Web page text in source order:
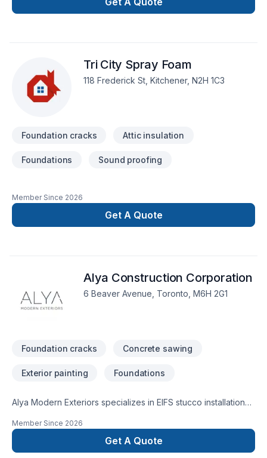
Tri City Spray Foam
118 Frederick St, Kitchener, N2H 1C3
Foundation cracks Attic insulation
Foundations Sound proofing
Member Since 2026
Get A Quote
Alya Construction Corporation
6 Beaver Avenue, Toronto, M6H 2G1
Foundation cracks Concrete sawing
Exterior painting Foundations
Alya Modern Exteriors specializes in EIFS stucco installation
(Jewelstone), bay window restoration, custom mouldings,
and exterior painting. We proudly serve Toronto and the
GTA, delivering quality workmanship, premium materials, and
Member Since 2026
Get A Quote